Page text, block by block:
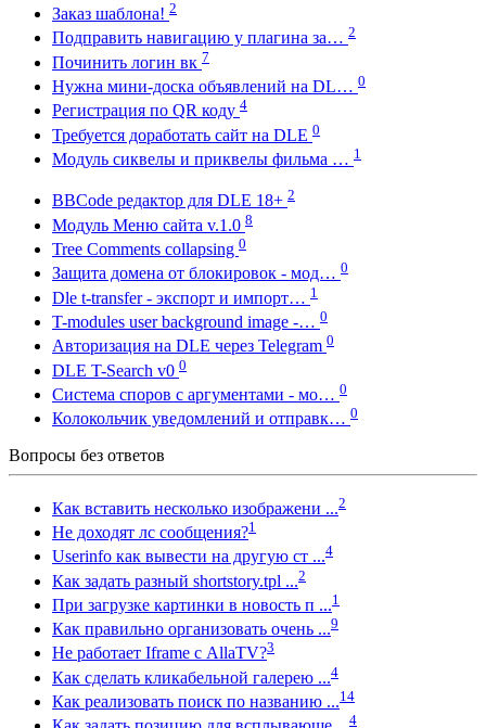
Заказ шаблона! 2
Подправить навигацию у плагина за… 2
Починить логин вк 7
Нужна мини-доска объявлений на DL… 0
Регистрация по QR коду 4
Требуется доработать сайт на DLE 0
Модуль сиквелы и приквелы фильма … 1
BBCode редактор для DLE 18+ 2
Модуль Меню сайта v.1.0 8
Tree Comments collapsing 0
Защита домена от блокировок - мод… 0
Dle t-transfer - экспорт и импорт… 1
T-modules user background image -… 0
Авторизация на DLE через Telegram 0
DLE T-Search v0 0
Система споров с аргументами - мо… 0
Колокольчик уведомлений и отправк… 0
Вопросы без ответов
Как вставить несколько изображени ...2
Не доходят лс сообщения?1
Userinfo как вывести на другую ст ...4
Как задать разный shortstory.tpl ...2
При загрузке картинки в новость п ...1
Как правильно организовать очень ...9
Не работает Iframe с AllaTV?3
Как сделать кликабельной галерею ...4
Как реализовать поиск по названию ...14
4